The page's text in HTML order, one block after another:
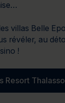
villas Belle
révéler, au
!
Resort